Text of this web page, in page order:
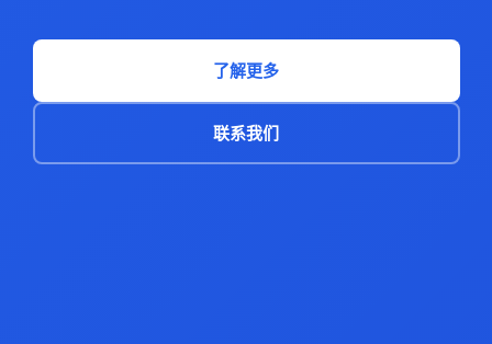
了解更多
联系我们